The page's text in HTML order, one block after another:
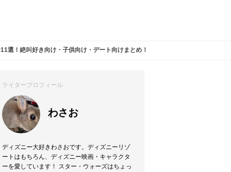
選！絶叫好き向け・子供向け・デート向けまとめ！
ライタープロフィール
わさお
ディズニー大好きわさおです。ディズニーリゾ
ートはもちろん、ディズニー映画・キャラクタ
ーを愛しています！ スター・ウォーズはちょっ